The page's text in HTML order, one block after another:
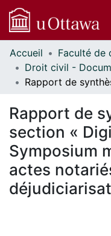
Communautés
et collections
Parcourir
À propos
Accueil
Rapport de
section «
Symposium
actes